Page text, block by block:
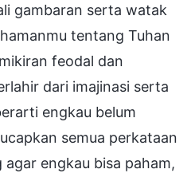
gambaran serta watak
tentang Tuhan
feodal dan
dari imajinasi serta
engkau belum
semua perkataan
engkau bisa paham,